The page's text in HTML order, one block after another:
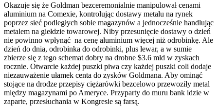
Okazuje się że Goldman bezceremonialnie manipulował cenami
aluminium na Comexie, kontrolując dostawy metalu na rynek
poprzez sieć podległych sobie magazynów a jednocześnie handlując
metalem na giełdzie towarowej. Niby przesunięcie dostawy o dzień
nie powinno wpłynąć na cenę aluminium więcej niż odrobinkę. Ale
dzień do dnia, odrobinka do odrobinki, plus lewar, a w sumie
zbierze się z tego schemat dobry na drobne $3.6 mld w zyskach
rocznie. Otwarcie każdej puszki piwa czy każdej puszki coli dodaje
niezauważenie ułamek centa do zysków Goldmana. Aby ominąć
stojące na drodze przepisy ciężarówki bezcelowo przewoziły metal
między magazynami po Ameryce. Przyparty do muru bank idzie w
zaparte, przesłuchania w Kongresie są farsą.